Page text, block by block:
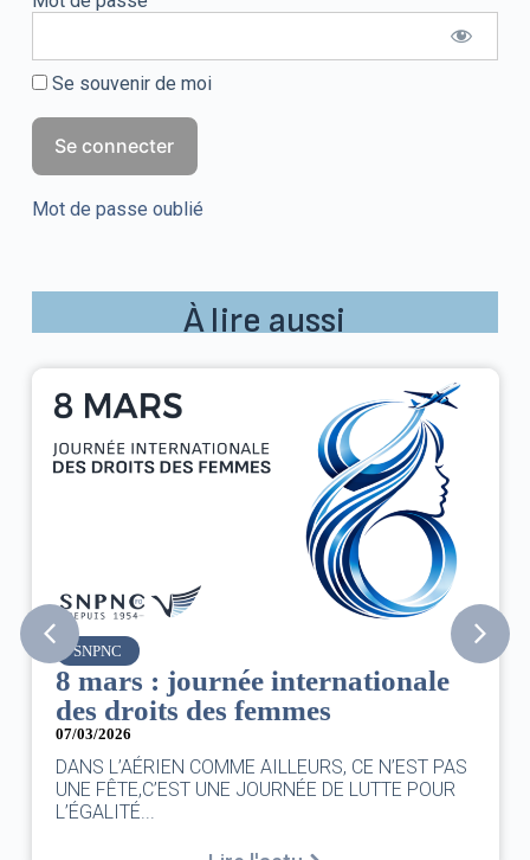
Se souvenir de moi
Mot de passe oublié
À lire aussi
SNPNC
8 mars : journée internationale
des droits des femmes
07/03/2026
DANS L’AÉRIEN COMME AILLEURS, CE N’EST PAS
UNE FÊTE,C’EST UNE JOURNÉE DE LUTTE POUR
L’ÉGALITÉ...